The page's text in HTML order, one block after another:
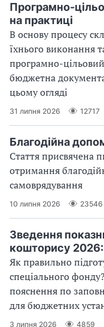
Програмно-
на практиці
В основу процесу
їхнього виконання
програмно-
бюджетна
цьому огляді
31 липня 2026 12717
Благодійна
Стаття присвячена
отримання
самоврядування
10 липня 2026 23546
Зведення
кошторису
Як правильно
спеціального
пояснення по
для бюджетних
3 липня 2026 4859